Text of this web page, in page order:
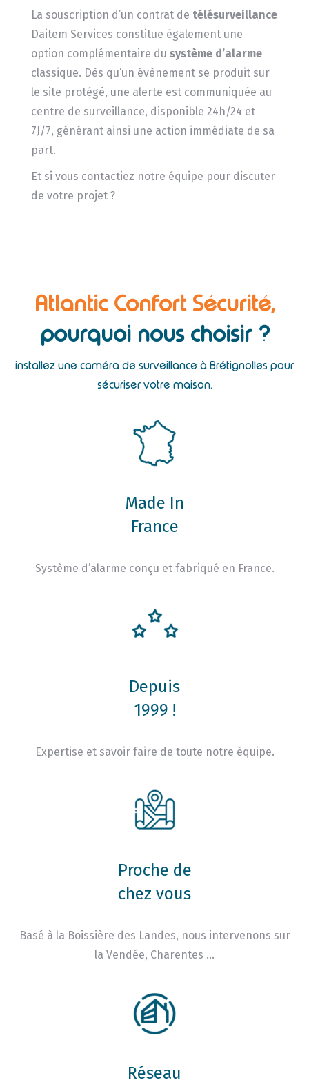
La souscription d’un contrat de télésurveillance
Daitem Services constitue également une
option complémentaire du système d’alarme
classique. Dès qu’un évènement se produit sur
le site protégé, une alerte est communiquée au
centre de surveillance, disponible 24h/24 et
7J/7, générant ainsi une action immédiate de sa
part.
Et si vous contactiez notre équipe pour discuter
de votre projet ?
Atlantic Confort Sécurité,
pourquoi nous choisir ?
installez une caméra de surveillance à Brétignolles pour
sécuriser votre maison.
Made In
France
Système d’alarme conçu et fabriqué en France.
Depuis
1999 !
Expertise et savoir faire de toute notre équipe.
Proche de
chez vous
Basé à la Boissière des Landes, nous intervenons sur
la Vendée, Charentes …
Réseau